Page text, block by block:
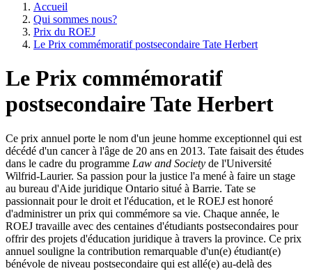
Accueil
Qui sommes nous?
Prix du ROEJ
Le Prix commémoratif postsecondaire Tate Herbert
Le Prix commémoratif
postsecondaire Tate Herbert
Ce prix annuel porte le nom d'un jeune homme exceptionnel qui est
décédé d'un cancer à l'âge de 20 ans en 2013. Tate faisait des études
dans le cadre du programme Law and Society de l'Université
Wilfrid-Laurier. Sa passion pour la justice l'a mené à faire un stage
au bureau d'Aide juridique Ontario situé à Barrie. Tate se
passionnait pour le droit et l'éducation, et le ROEJ est honoré
d'administrer un prix qui commémore sa vie. Chaque année, le
ROEJ travaille avec des centaines d'étudiants postsecondaires pour
offrir des projets d'éducation juridique à travers la province. Ce prix
annuel souligne la contribution remarquable d'un(e) étudiant(e)
bénévole de niveau postsecondaire qui est allé(e) au-delà des